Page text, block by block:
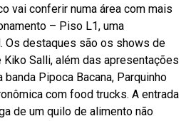
vai conferir numa área com mais
– Piso L1, uma
Os destaques são os shows de
Salli, além das apresentações
banda Pipoca Bacana, Parquinho
com food trucks. A entrada
de um quilo de alimento não